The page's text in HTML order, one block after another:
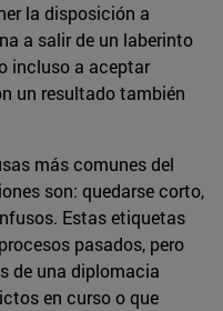
la disposición a
a salir de un laberinto
incluso a aceptar
un resultado también
más comunes del
son: quedarse corto,
Estas etiquetas
pasados, pero
de una diplomacia
en curso o que